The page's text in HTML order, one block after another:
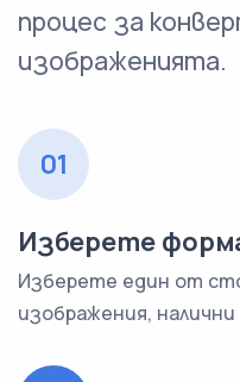
процес за
изображенията.
01
Изберете
Изберете един от
изображения,